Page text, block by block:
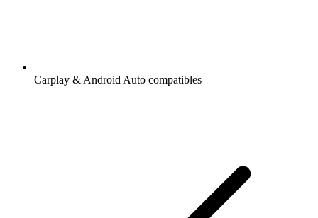
Carplay & Android Auto compatibles